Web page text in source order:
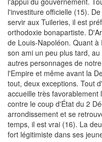
l'investiture officielle (15).
servir aux Tuileries, il est
orthodoxie bonapartiste.
de Louis-Napoléon. Quant
son ami un peu plus tard,
autres personnages de
l'Empire et même avant la
tout, deux exceptions. Tout
accueille très
contre le coup d'État du 2
arrondissement et se
temps, il est vrai (16). La
fort légitimiste dans ses